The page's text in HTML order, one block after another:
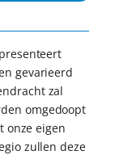
gevarieerd
zal
omgedoopt
onze eigen
zullen deze